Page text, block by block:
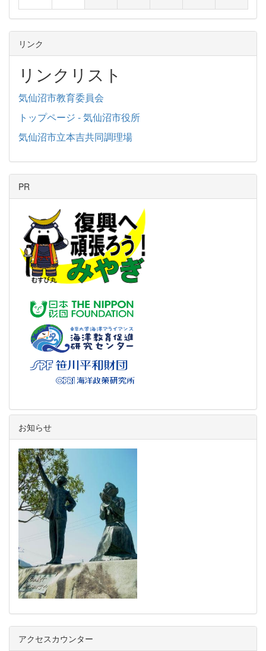
リンク
リンクリスト
気仙沼市教育委員会
トップページ - 気仙沼市役所
気仙沼市立本吉共同調理場
PR
お知らせ
アクセスカウンター